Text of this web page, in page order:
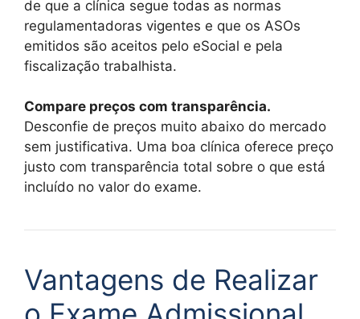
de que a clínica segue todas as normas
regulamentadoras vigentes e que os ASOs
emitidos são aceitos pelo eSocial e pela
fiscalização trabalhista.
Compare preços com transparência.
Desconfie de preços muito abaixo do mercado
sem justificativa. Uma boa clínica oferece preço
justo com transparência total sobre o que está
incluído no valor do exame.
Vantagens de Realizar